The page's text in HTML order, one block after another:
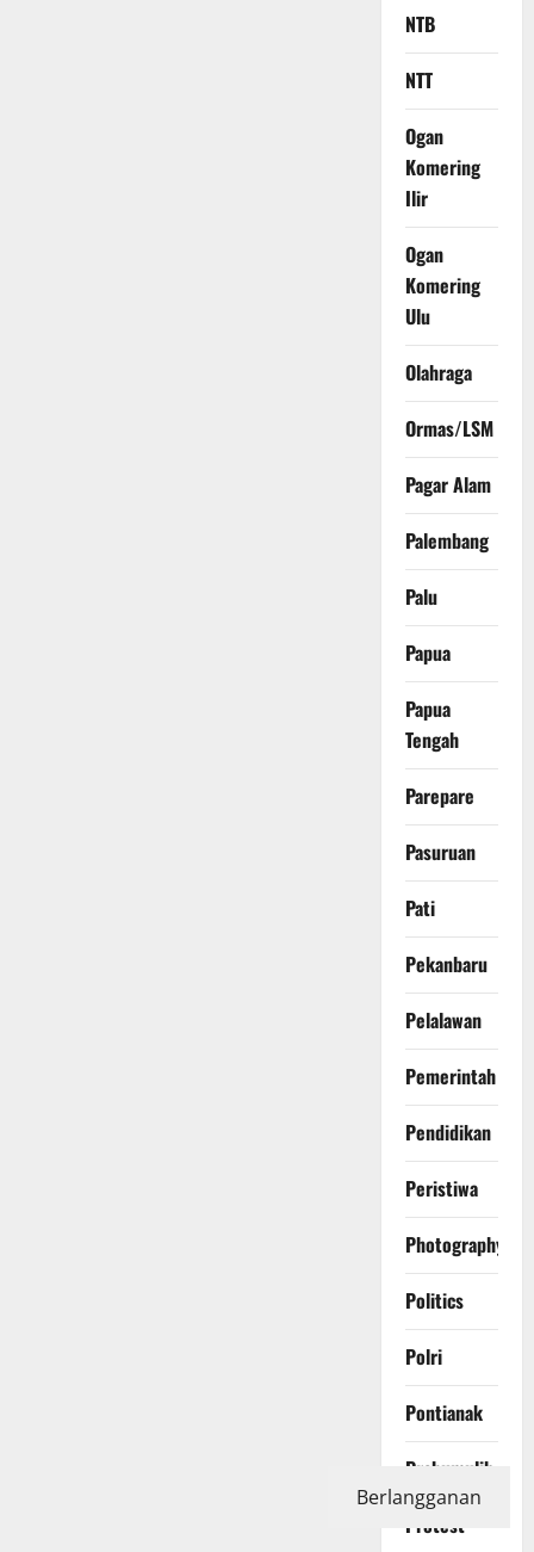
NTB
NTT
Ogan
Komering
Ilir
Ogan
Komering
Ulu
Olahraga
Ormas/LSM
Pagar Alam
Palembang
Palu
Papua
Papua
Tengah
Parepare
Pasuruan
Pati
Pekanbaru
Pelalawan
Pemerintah
Pendidikan
Peristiwa
Photography
Politics
Polri
Pontianak
Prabumulih
Protest
Berlangganan